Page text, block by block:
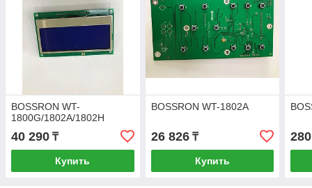
BOSSRON WT-
1800G/1802A/1802H
40 290 ₸
Купить
BOSSRON WT-1802A
26 826₸
Купить